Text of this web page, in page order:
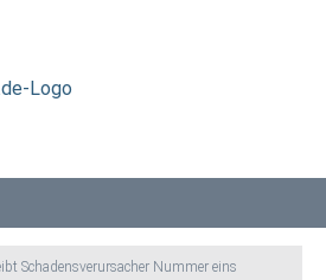
Schadensverursacher Nummer eins